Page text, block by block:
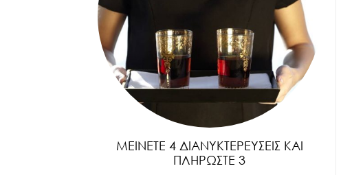
ΜΕΊΝΕΤΕ 4 ΔΙΑΝΥΚΤΕΡΕΎΣΕΙΣ ΚΑΙ
ΠΛΗΡΏΣΤΕ 3